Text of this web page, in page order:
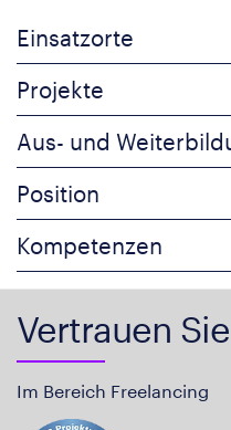
Einsatzorte
Projekte
Aus- und
Position
Kompetenzen
Vertrauen
Im Bereich Freelancing